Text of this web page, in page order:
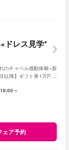
ドレス見学*
のチャペル感動体験×新
降】ギフト券1万円プ
18:00～
ェア予約